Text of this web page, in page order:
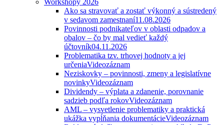
Ako sa stravovať a zostať výkonný a sústredený
v sedavom zamestnaní11.08.2026
Povinnosti podnikateľov v oblasti odpadov a
obalov – čo by mal vedieť každý
účtovník04.11.2026
Problematika tzv. trhovej hodnoty a jej
určeniaVideozáznam
Neziskovky – povinnosti, zmeny a legislatívne
novinkyVideozáznam
Dividendy – výplata a zdanenie, porovnanie
sadzieb podľa rokovVideozáznam
AML – vysvetlenie problematiky a praktická
ukážka vypĺňania dokumentácieVideozáznam